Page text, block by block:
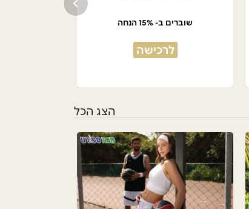
שוברים ב- 15% הנחה
לרכישה
הצג הכל